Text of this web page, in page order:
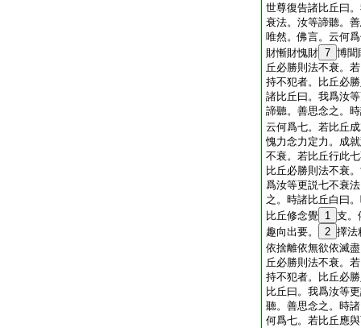
世尊復告諸比丘曰
衰法。汝等諦聽。
唯然。佛言。云何
財慚財愧財 7 博聞
丘必勝則法不衰。
持不犯者。比丘必
諸比丘曰。我爲汝
諦聽。善思念之。
云何爲七。若比丘
愧力念力定力。成
不衰。若比丘行此
比丘必勝則法不衰
爲汝等更説七不衰
之。時諸比丘白曰
比丘修念覺 1 支。
趣向出要。
2 擇法
依捨離依無欲依滅
丘必勝則法不衰。
持不犯者。比丘必
比丘曰。我爲汝等
聽。善思念之。時
何爲七。若比丘應